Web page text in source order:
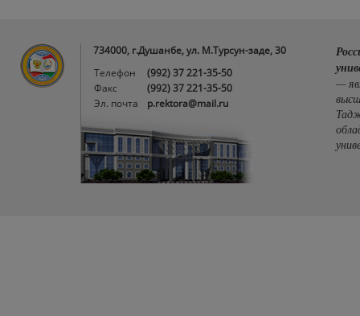
734000, г.Душанбе, ул. М.Турсун-заде, 30
Телефон
(992) 37 221-35-50
Факс
(992) 37 221-35-50
Эл. почта
p.rektora@mail.ru
—